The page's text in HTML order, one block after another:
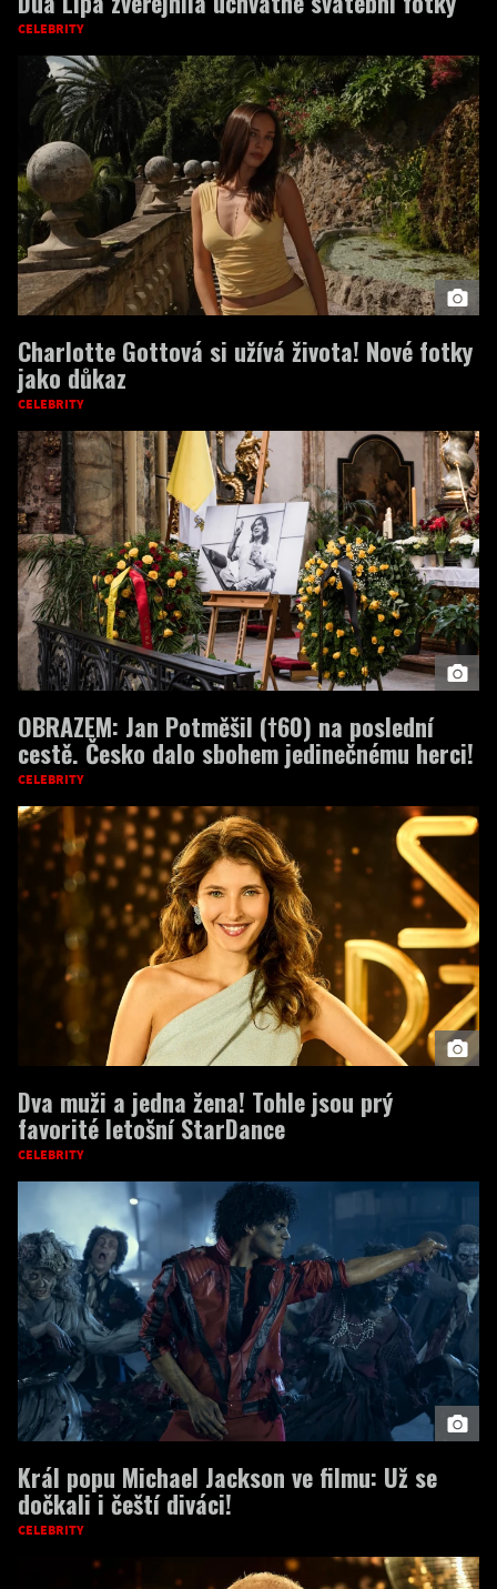
CELEBRITY
Charlotte Gottová si užívá života! Nové fotky
jako důkaz
CELEBRITY
OBRAZEM: Jan Potměšil (†60) na poslední
cestě. Česko dalo sbohem jedinečnému herci!
CELEBRITY
Dva muži a jedna žena! Tohle jsou prý
favorité letošní StarDance
CELEBRITY
Král popu Michael Jackson ve filmu: Už se
dočkali i čeští diváci!
CELEBRITY